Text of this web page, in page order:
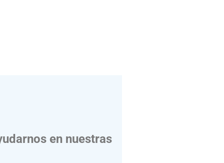
en nuestras